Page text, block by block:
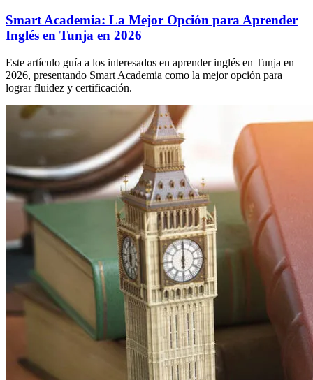
Smart Academia: La Mejor Opción para Aprender
Inglés en Tunja en 2026
Este artículo guía a los interesados en aprender inglés en Tunja en
2026, presentando Smart Academia como la mejor opción para
lograr fluidez y certificación.